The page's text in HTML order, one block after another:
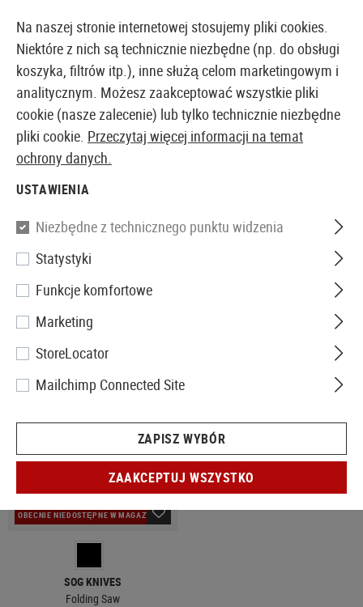
EUROPEJSKI AIRSOFT SKLEP I HURTOWNIA
Strona główna
1 Produkty
OBECNIE NIEDOSTĘPNE W MAGAZYNIE
SOG KNIVES
Folding Saw
Na naszej stronie internetowej stosujemy pliki cookies.
Niektóre z nich są technicznie niezbędne (np. do obsługi
koszyka, filtrów itp.), inne służą celom marketingowym i
analitycznym. Możesz zaakceptować wszystkie pliki
cookie (nasze zalecenie) lub tylko technicznie niezbędne
pliki cookie. Przeczytaj więcej informacji na temat
ochrony danych.
USTAWIENIA
Niezbędne z technicznego punktu widzenia
Statystyki
Funkcje komfortowe
Marketing
StoreLocator
Mailchimp Connected Site
ZAPISZ WYBÓR
ZAAKCEPTUJ WSZYSTKO